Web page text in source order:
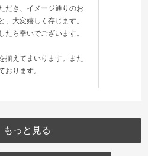
だき、イメージ通りのお
、大変嬉しく存じます。
たら幸いでございます。
揃えてまいります。また
おります。
もっと見る